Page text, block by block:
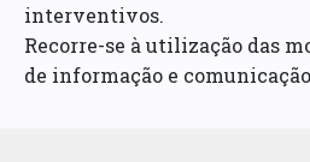
interventivos.
Recorre-se à utilização das
de informação e